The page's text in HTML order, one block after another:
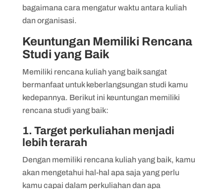
bagaimana cara mengatur waktu antara kuliah
dan organisasi.
Keuntungan Memiliki Rencana
Studi yang Baik
Memiliki rencana kuliah yang baik sangat
bermanfaat untuk keberlangsungan studi kamu
kedepannya. Berikut ini keuntungan memiliki
rencana studi yang baik:
1. Target perkuliahan menjadi
lebih terarah
Dengan memiliki rencana kuliah yang baik, kamu
akan mengetahui hal-hal apa saja yang perlu
kamu capai dalam perkuliahan dan apa